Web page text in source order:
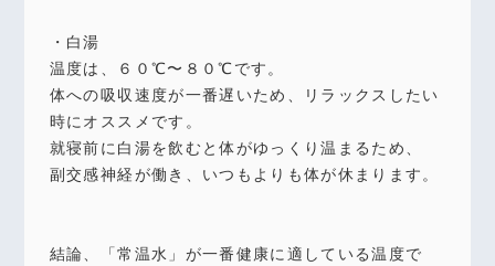
・白湯
温度は、６０℃〜８０℃です。
体への吸収速度が一番遅いため、リラックスしたい
時にオススメです。
就寝前に白湯を飲むと体がゆっくり温まるため、
副交感神経が働き、いつもよりも体が休まります。
結論、「常温水」が一番健康に適している温度で